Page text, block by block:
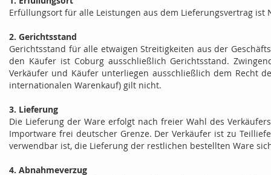
Erfüllungsort für alle Leistungen aus dem Lieferungsvertrag
2. Gerichtsstand
Gerichtsstand für alle etwaigen Streitigkeiten aus der
den Käufer ist Coburg ausschließlich Gerichtsstand.
Verkäufer und Käufer unterliegen ausschließlich dem Recht
internationalen Warenkauf) gilt nicht.
3. Lieferung
Die Lieferung der Ware erfolgt nach freier Wahl des
Importware frei deutscher Grenze. Der Verkäufer ist zu
verwendbar ist, die Lieferung der restlichen bestellten Ware
4. Abnahmeverzug